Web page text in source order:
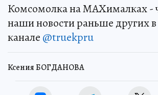
Комсомолка на MAXималках -
наши новости раньше других в
канале @truekpru
Ксения БОГДАНОВА